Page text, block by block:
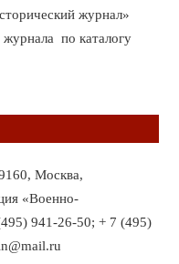
журнал»
по каталогу
Москва,
«Военно-
941-26-50; + 7 (495)